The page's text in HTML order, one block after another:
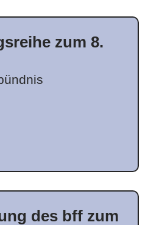
zum 8.
des bff zum